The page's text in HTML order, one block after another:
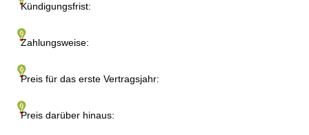
Kündigungsfrist:
Zahlungsweise:
Preis für das erste Vertragsjahr:
Preis darüber hinaus: